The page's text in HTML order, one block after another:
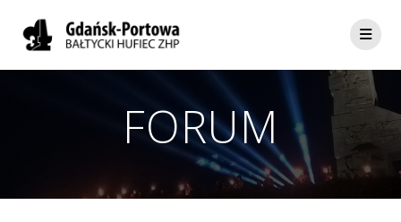
FORUM